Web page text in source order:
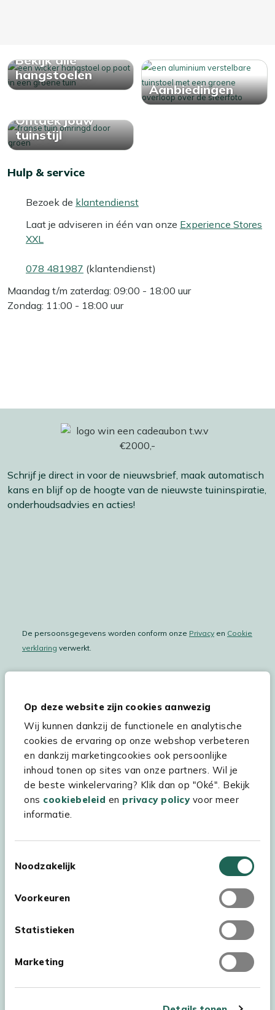
Op deze website zijn cookies aanwezig
Wij kunnen dankzij de functionele en analytische
cookies de ervaring op onze webshop verbeteren
en dankzij marketingcookies ook persoonlijke
inhoud tonen op sites van onze partners. Wil je
de beste winkelervaring? Klik dan op "Oké". Bekijk
ons cookiebeleid en privacy policyvoor meer
informatie.
Noodzakelijk
Voorkeuren
Statistieken
Marketing
Bekijk alle
hangstoelen
Aanbiedingen
Ontdek jouw
tuinstijl
Hulp & service
Bezoek de klantendienst
Laat je adviseren in één van onze Experience Stores
XXL
078 481987 (klantendienst)
Maandag t/m zaterdag: 09:00 - 18:00 uur
Zondag: 11:00 - 18:00 uur
Schrijf je direct in voor de nieuwsbrief, maak automatisch
kans en blijf op de hoogte van de nieuwste tuininspiratie,
onderhoudsadvies en acties!
De persoonsgegevens worden conform onze Privacy en Cookie
verklaring verwerkt.
Hulp & service
Assortiment
Kees Smit Tuinmeubelen
Experience Stores XXL